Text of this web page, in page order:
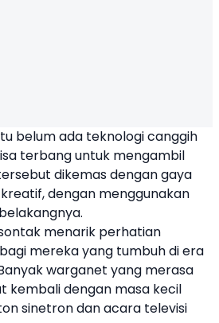
belum ada teknologi canggih
terbang untuk mengambil
dikemas dengan gaya
dengan menggunakan
menarik perhatian
mereka yang tumbuh di era
warganet yang merasa
kembali dengan masa kecil
sinetron dan acara televisi